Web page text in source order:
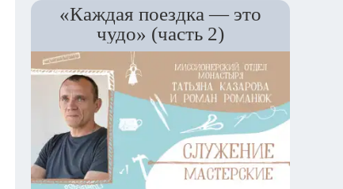
«Каждая поездка — это
чудо» (часть 2)